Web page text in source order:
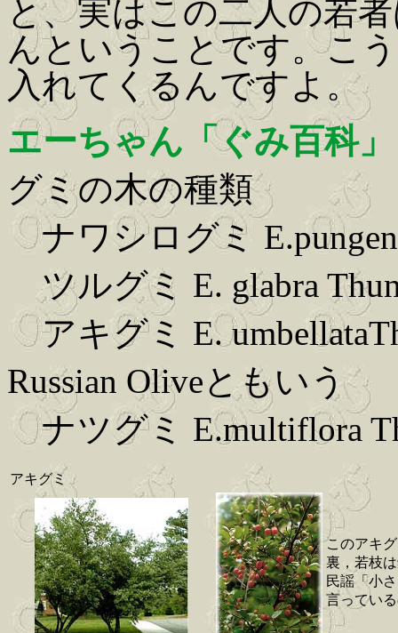
と、実はこの二人の若
んということです。こ
入れてくるんですよ。
エーちゃん「ぐみ百科」
グミの木の種類
ナワシログミ
ツルグミ E. glabra
アキグミ E.
Russian Oliveともいう
ナツグミ E.multiflora
アキグミ
このアキ
裏，若枝
民謡「小
言ってい